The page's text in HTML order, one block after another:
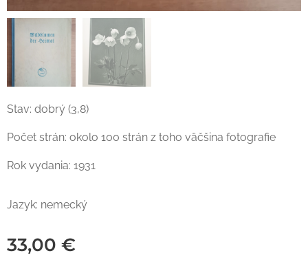
Stav: dobrý (3,8)
Počet strán: okolo 100 strán z toho väčšina fotografie
Rok vydania: 1931
Jazyk: nemecký
33,00 €